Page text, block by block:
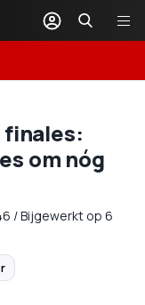
finales:
om nóg
/Bijgewerkt op 6